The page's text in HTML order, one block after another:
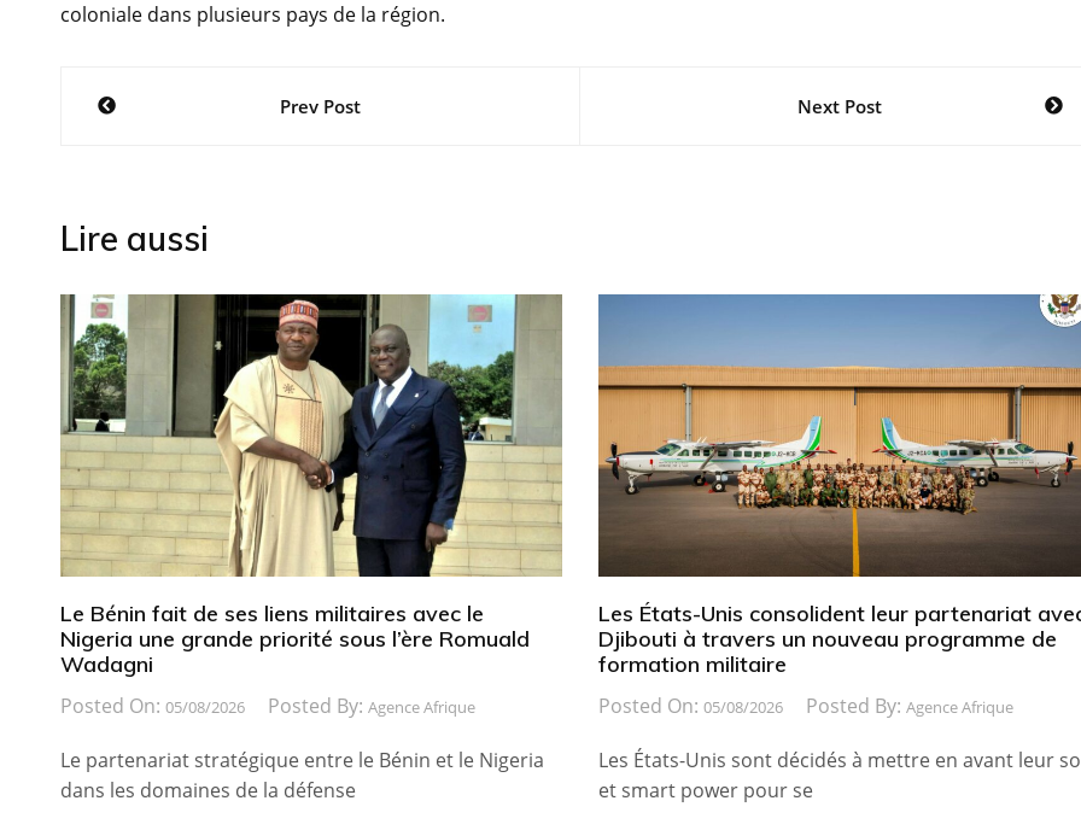
coloniale dans plusieurs pays de la région.
NavigationPrev Post Next Post
Lire aussi
Le Bénin fait de ses liens militaires avec le
Nigeria une grande priorité sous l’ère Romuald
Wadagni
Posted On: 05/08/2026 Posted By: Agence Afrique
Le partenariat stratégique entre le Bénin et le Nigeria
dans les domaines de la défense
Les États-Unis consolident leur partenariat
Djibouti à travers un nouveau programme de
formation militaire
Posted On: 05/08/2026 Posted By: Agence Afrique
Les États-Unis sont décidés à mettre en avant leur
et smart power pour se